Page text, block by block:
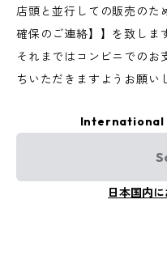
店頭と並行しての販売のた
確保のご連絡】】を致しま
それまではコンビニでの
ちいただきますようお願い
International
日本国内